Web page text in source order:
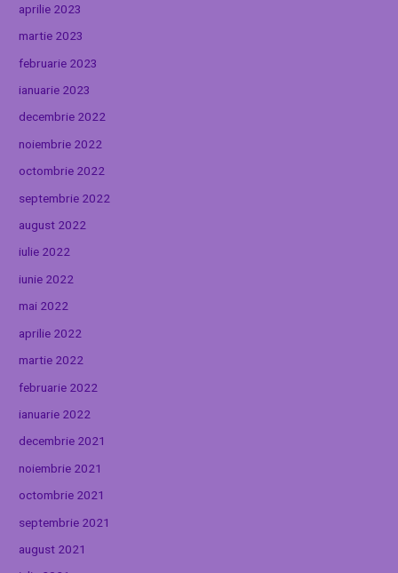
aprilie 2023
martie 2023
februarie 2023
ianuarie 2023
decembrie 2022
noiembrie 2022
octombrie 2022
septembrie 2022
august 2022
iulie 2022
iunie 2022
mai 2022
aprilie 2022
martie 2022
februarie 2022
ianuarie 2022
decembrie 2021
noiembrie 2021
octombrie 2021
septembrie 2021
august 2021